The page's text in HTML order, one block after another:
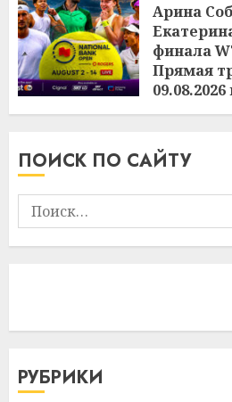
Арина
финала
Прямая
09.08.2026
16:25
ПОИСК ПО САЙТУ
Найти:
РУБРИКИ